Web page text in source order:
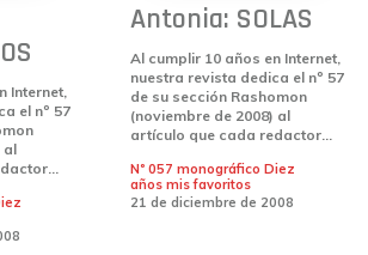
Internet,
el nº 57
al
Antonia: SOLAS
Al cumplir 10 años en Internet,
nuestra revista dedica el nº 57
de su sección Rashomon
(noviembre de 2008) al
artículo que cada redactor...
Nº 057 monográfico Diez
años mis favoritos
21 de diciembre de 2008